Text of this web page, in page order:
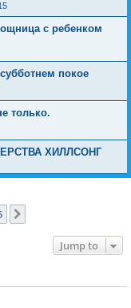
с ребенком
покое
только.
ХИЛЛСОНГ
Jump to